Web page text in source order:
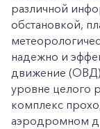
различной
обстановкой,
надежно и
движение (ОВД)
уровне целого
комплекс
аэродромном